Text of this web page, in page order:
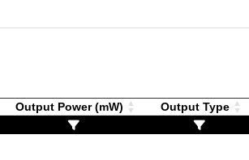
Output Power (mW) Output Type